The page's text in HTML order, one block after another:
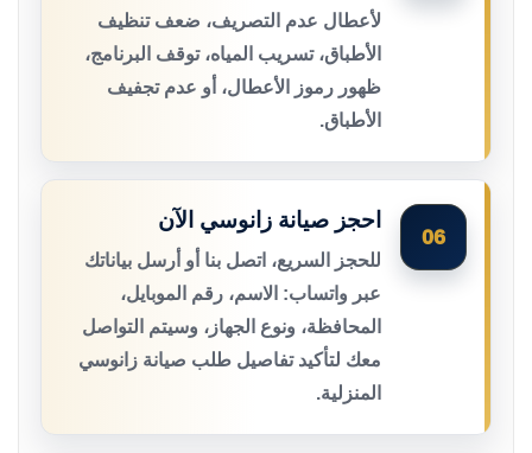
لأعطال عدم التصريف، ضعف تنظيف
الأطباق، تسريب المياه، توقف البرنامج،
ظهور رموز الأعطال، أو عدم تجفيف
الأطباق.
06
احجز صيانة زانوسي الآن
للحجز السريع، اتصل بنا أو أرسل بياناتك
عبر واتساب: الاسم، رقم الموبايل،
المحافظة، ونوع الجهاز، وسيتم التواصل
معك لتأكيد تفاصيل طلب صيانة زانوسي
المنزلية.